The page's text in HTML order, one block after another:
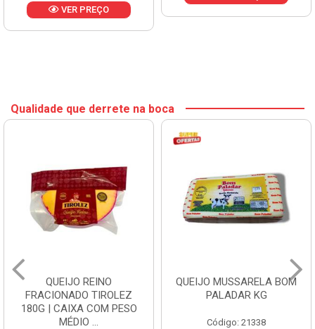
VER PREÇO
Qualidade que derrete na boca
QUEIJO REINO
FRACIONADO TIROLEZ
180G | CAIXA COM PESO
MÉDIO ...
QUEIJO MUSSARELA BOM
PALADAR KG
Código: 21338